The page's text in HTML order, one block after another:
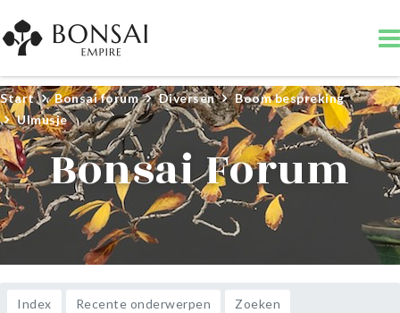
Start Bonsai forum Diversen
Boom bespreking
Ulmusje
Bonsai Forum
Index Recente onderwerpen Zoeken